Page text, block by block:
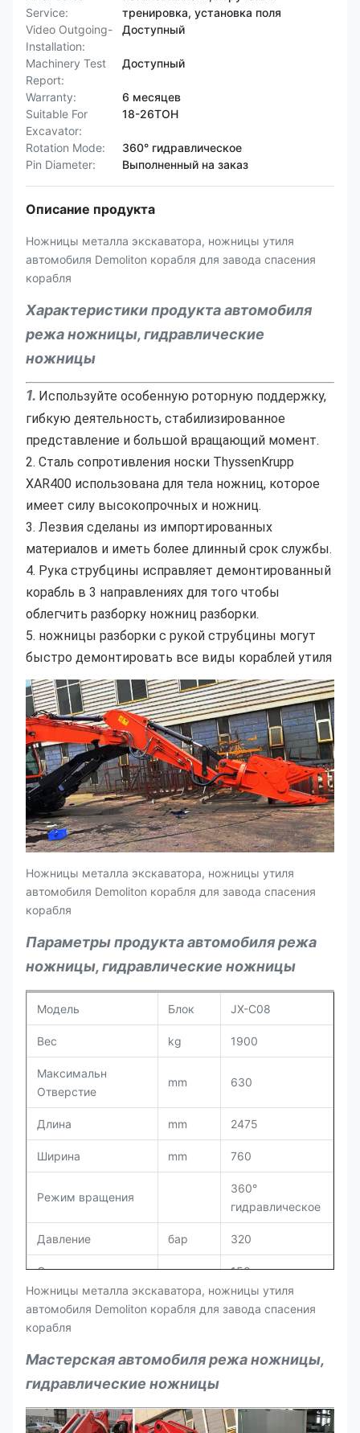
Service:
тренировка, установка поля
Video Outgoing-
Installation:
Доступный
Machinery Test
Report:
Доступный
Warranty:
6 месяцев
Suitable For
Excavator:
18-26ТОН
Rotation Mode:
360° гидравлическое
Pin Diameter:
Выполненный на заказ
Описание продукта
Ножницы металла экскаватора, ножницы утиля
автомобиля Demoliton корабля для завода спасения
корабля
Характеристики продукта автомобиля
режа ножницы, гидравлические
ножницы
1. Используйте особенную роторную поддержку,
гибкую деятельность, стабилизированное
представление и большой вращающий момент.
2. Сталь сопротивления носки ThyssenKrupp
XAR400 использована для тела ножниц, которое
имеет силу высокопрочных и ножниц.
3. Лезвия сделаны из импортированных
материалов и иметь более длинный срок службы.
4. Рука струбцины исправляет демонтированный
корабль в 3 направлениях для того чтобы
облегчить разборку ножниц разборки.
5. ножницы разборки с рукой струбцины могут
быстро демонтировать все виды кораблей утиля
Ножницы металла экскаватора, ножницы утиля
автомобиля Demoliton корабля для завода спасения
корабля
Параметры продукта автомобиля режа
ножницы, гидравлические ножницы
Модель Блок JX-C08
Вес kg 1900
Максимальн
Отверстие
mm 630
Длина mm 2475
Ширина mm 760
Режим вращения
360°
гидравлическое
Давление бар 320
Сила ножниц корня тонна 150
Средняя сила
ножниц
тонна 106
Передняя часть-
конец зажимая
силу
Соответствующий
Ножницы металла экскаватора, ножницы утиля
автомобиля Demoliton корабля для завода спасения
корабля
Мастерская автомобиля режа ножницы,
гидравлические ножницы